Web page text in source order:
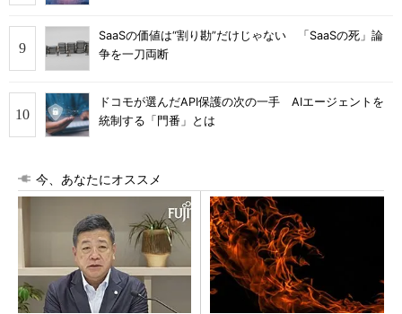
SaaSの価値は“割り勘”だけじゃない 「SaaSの死」論
争を一刀両断
ドコモが選んだAPI保護の次の一手 AIエージェントを
統制する「門番」とは
今、あなたにオススメ